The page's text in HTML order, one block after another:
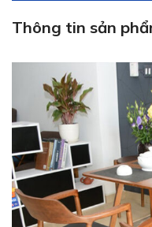
Thông tin sản